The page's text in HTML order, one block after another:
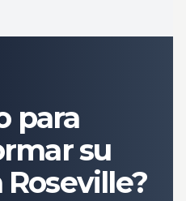
para
su
Roseville?